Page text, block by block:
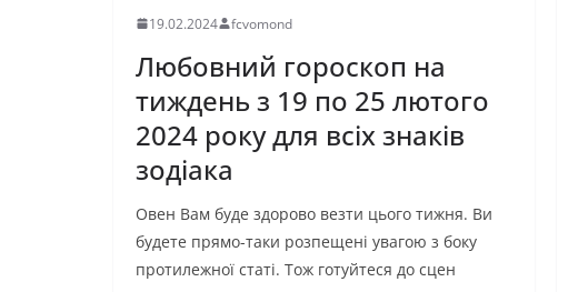
19.02.2024 fcvomond
Любовний гороскоп на
тиждень з 19 по 25 лютого
2024 року для всіх знаків
зодіака
Овен Вам буде здорово везти цього тижня. Ви
будете прямо-таки розпещені увагою з боку
протилежної статі. Тож готуйтеся до сцен